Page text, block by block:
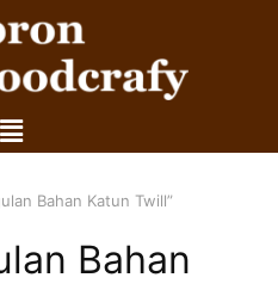
Bahan Katun Twill”
Bahan